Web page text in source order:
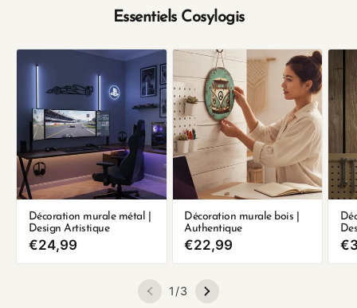
Essentiels Cosylogis
Décoration murale métal |
Design Artistique
Prix
€24,99
Décoration murale bois |
Authentique
Prix
€22,99
1 /de
3